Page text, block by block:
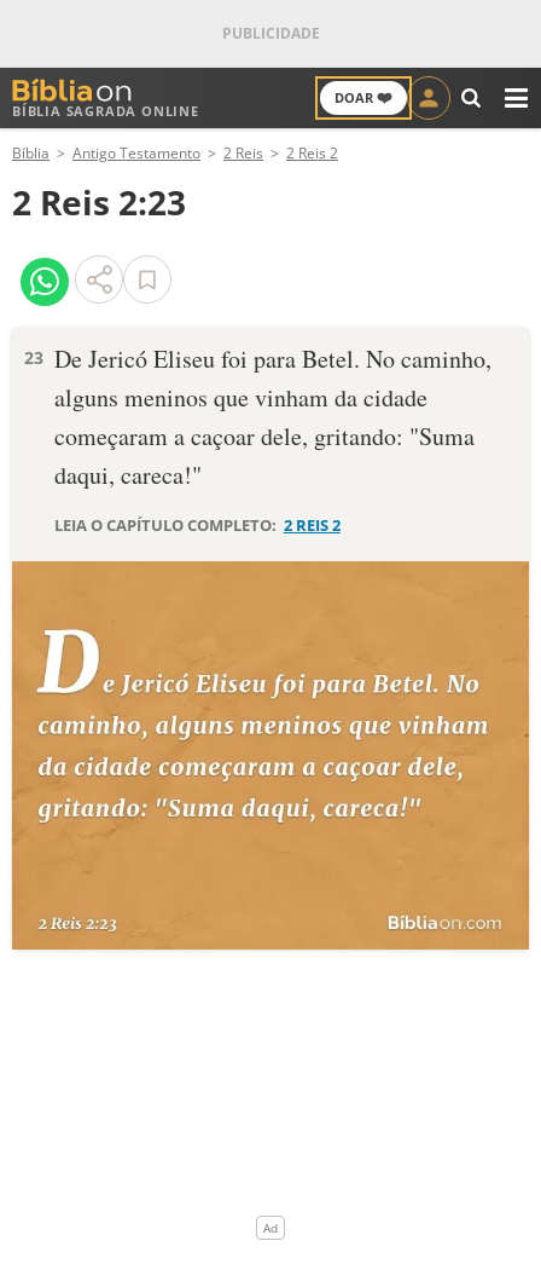
BÍBLIA SAGRADA ONLINE
DOAR ❤️
ANTIGO TESTAMENTO
NOVO TESTAMENTO
VERSÍCULOS
PALAVRA DO DIA
SALMO DO DIA
DEVOCIONAL DIÁRIO
ESTUDOS BÍBLICOS
ESBOÇOS DE PREGAÇÃO
TEMAS
PERGUNTE À BÍBLIA
QUEM SOMOS
Bíblia Antigo Testamento 2 Reis 2 Reis 2
2 Reis 2:23
23 De Jericó Eliseu foi para Betel. No caminho,
alguns meninos que vinham da cidade
começaram a caçoar dele, gritando: "Suma
daqui, careca!"
LEIA O CAPÍTULO COMPLETO: 2 REIS 2